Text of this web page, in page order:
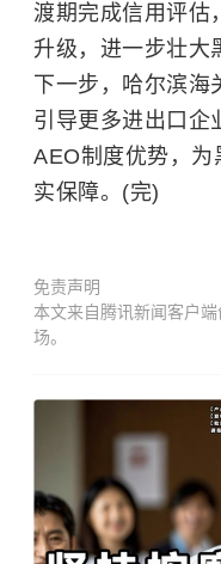
渡期完成信用评估
升级，进一步壮大
下一步，哈尔滨海
引导更多进出口企
AEO制度优势，为
实保障。(完)
免责声明
本文来自腾讯新闻客户
场。